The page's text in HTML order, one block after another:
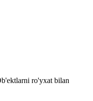
ro'yxat bilan